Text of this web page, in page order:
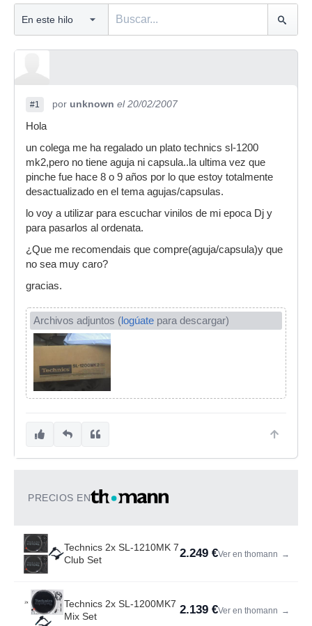
#1 por unknown el 20/02/2007
Hola
un colega me ha regalado un plato technics sl-1200
mk2,pero no tiene aguja ni capsula..la ultima vez que
pinche fue hace 8 o 9 años por lo que estoy totalmente
desactualizado en el tema agujas/capsulas.
lo voy a utilizar para escuchar vinilos de mi epoca Dj y
para pasarlos al ordenata.
¿Que me recomendais que compre(aguja/capsula)y que
no sea muy caro?
gracias.
Archivos adjuntos (logúate para descargar)
PRECIOS EN
Technics 2x SL-1210MK 7
Club Set
2.249 €Ver en thomann →
Technics 2x SL-1200MK7
Mix Set
2.139 €Ver en thomann →